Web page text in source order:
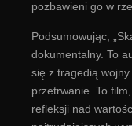
pozbawieni go w
Podsumowując,
dokumentalny. To
się z tragedią
przetrwanie. To
refleksji nad